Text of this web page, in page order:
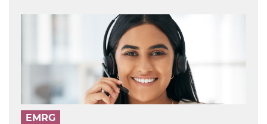
EMRG